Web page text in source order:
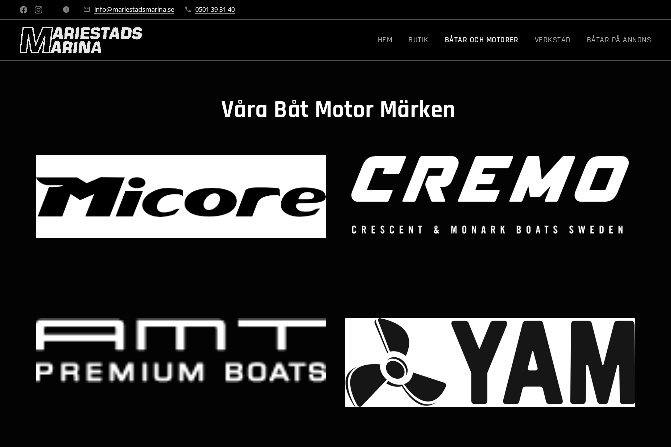
info@mariestadsmarina.se 0501 39 31 40
HEM BUTIK BÅTAR OCH MOTORER VERKSTAD BÅTAR PÅ ANNONS
Våra Båt Motor Märken